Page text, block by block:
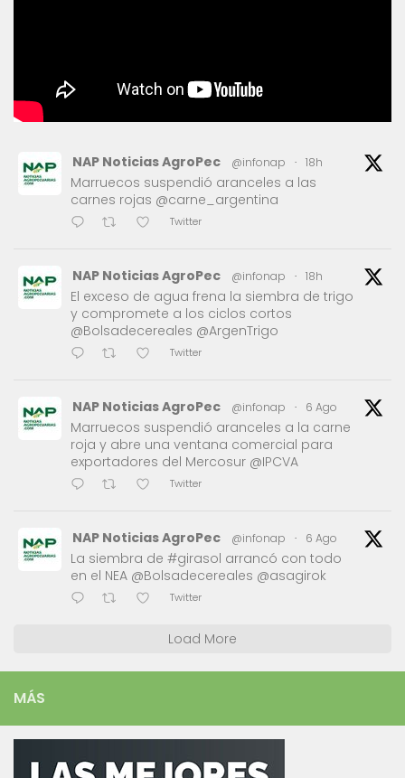
NAP Noticias AgroPec @infonap · 18h
Marruecos suspendió aranceles a las
carnes rojas @carne_argentina
Twitter
NAP Noticias AgroPec @infonap · 18h
El exceso de agua frena la siembra de trigo
y compromete a los ciclos cortos
@Bolsadecereales @ArgenTrigo
Twitter
NAP Noticias AgroPec @infonap · 6 Ago
Marruecos suspendió aranceles a la carne
roja y abre una ventana comercial para
exportadores del Mercosur @IPCVA
Twitter
NAP Noticias AgroPec @infonap · 6 Ago
La siembra de #girasol arrancó con todo
en el NEA @Bolsadecereales @asagirok
Twitter
Load More
MÁS